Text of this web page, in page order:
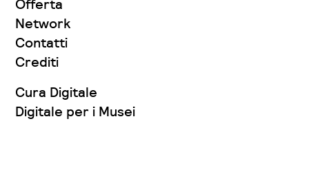
Offerta
Network
Contatti
Crediti
Cura Digitale
Digitale per i Musei